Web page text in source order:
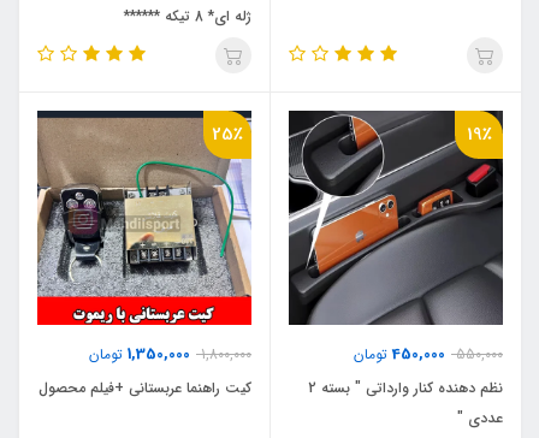
ژله ای* 8 تیکه ******
19٪
550,000
450,000تومان
نظم دهنده کنار وارداتی " بسته 2
عددی "
25٪
1,800,000
1,350,000 تومان
کیت راهنما عربستانی +فیلم محصول